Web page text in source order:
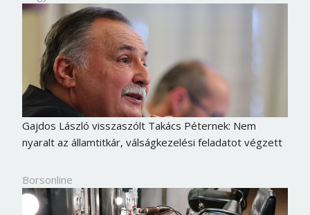
Gajdos László visszaszólt Takács Péternek: Nem
nyaralt az államtitkár, válságkezelési feladatot végzett
Borsonline